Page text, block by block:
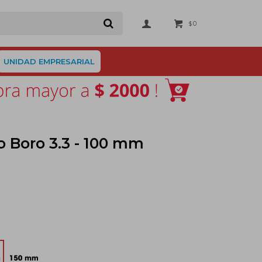
UNIDAD EMPRESARIAL
$0
Boro 3.3 - 100 mm